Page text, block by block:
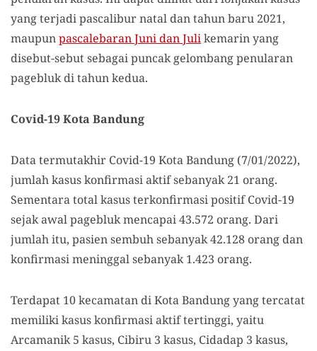
yang terjadi pascalibur natal dan tahun baru 2021,
maupunpascalebaran Juni dan Julikemarin yang
disebut-sebut sebagai puncak gelombang penularan
pagebluk di tahun kedua.
Covid-19 Kota Bandung
Data termutakhir Covid-19 Kota Bandung (7/01/2022),
jumlah kasus konfirmasi aktif sebanyak 21 orang.
Sementara total kasus terkonfirmasi positif Covid-19
sejak awal pagebluk mencapai 43.572 orang. Dari
jumlah itu, pasien sembuh sebanyak 42.128 orang dan
konfirmasi meninggal sebanyak 1.423 orang.
Terdapat 10 kecamatan di Kota Bandung yang tercatat
memiliki kasus konfirmasi aktif tertinggi, yaitu
Arcamanik 5 kasus, Cibiru 3 kasus, Cidadap 3 kasus,